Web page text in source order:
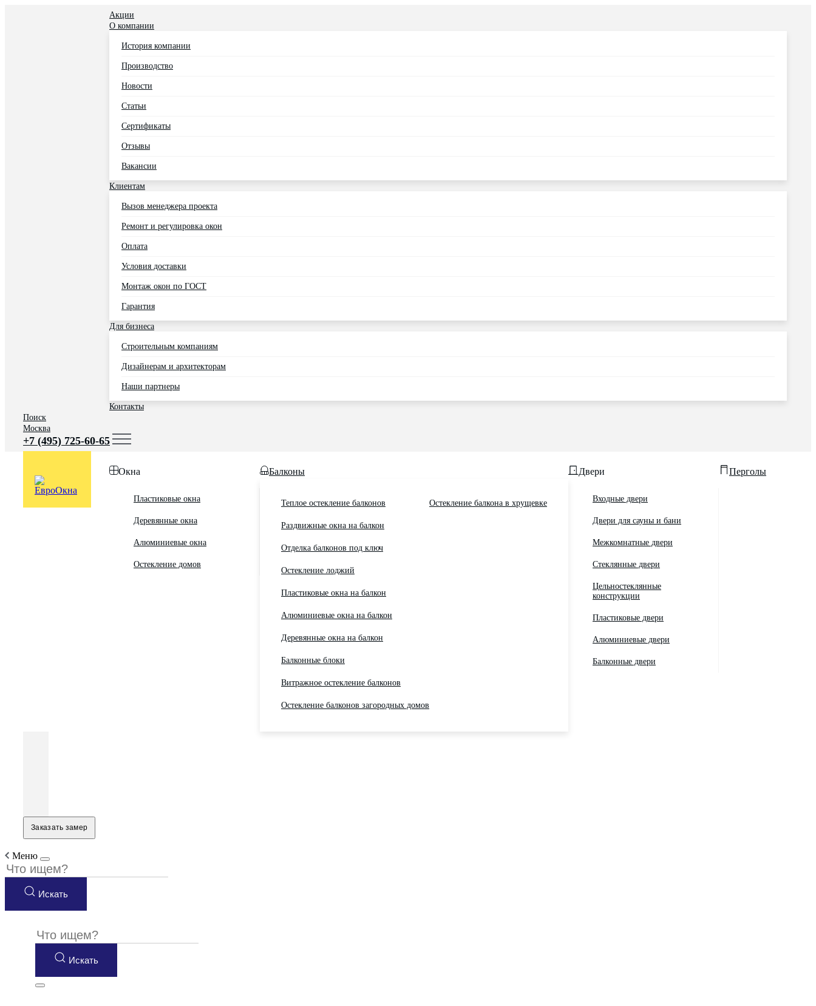
Акции
О компании
История компании
Производство
Новости
Статьи
Сертификаты
Отзывы
Вакансии
Клиентам
Вызов менеджера проекта
Ремонт и регулировка окон
Оплата
Условия доставки
Монтаж окон по ГОСТ
Гарантия
Для бизнеса
Строительным компаниям
Дизайнерам и архитекторам
Наши партнеры
Контакты
Поиск
Москва
+7 (495) 725-60-65
Окна
Пластиковые окна
Деревянные окна
Алюминиевые окна
Остекление домов
Балконы
Теплое остекление балконов
Раздвижные окна на балкон
Отделка балконов под ключ
Остекление лоджий
Пластиковые окна на балкон
Алюминиевые окна на балкон
Деревянные окна на балкон
Балконные блоки
Витражное остекление балконов
Остекление балконов загородных домов
Остекление балкона в хрущевке
Двери
Входные двери
Двери для сауны и бани
Межкомнатные двери
Стеклянные двери
Цельностеклянные
конструкции
Пластиковые двери
Алюминиевые двери
Балконные двери
Перголы
Заказать замер
Меню
Искать
Искать